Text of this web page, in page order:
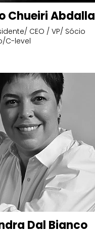
Chueiri Abdalla
CEO / VP/ Sócio
C-level
Dal Bianco